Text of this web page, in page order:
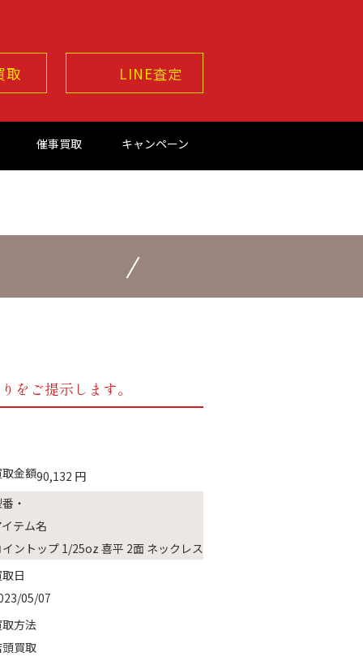
取 LINE査定
催事買取 キャンペーン
をご提示します。
金額90,132 円
・
テム名
ントップ 1/25oz 喜平 2面 ネックレス
日
05/07
方法
買取